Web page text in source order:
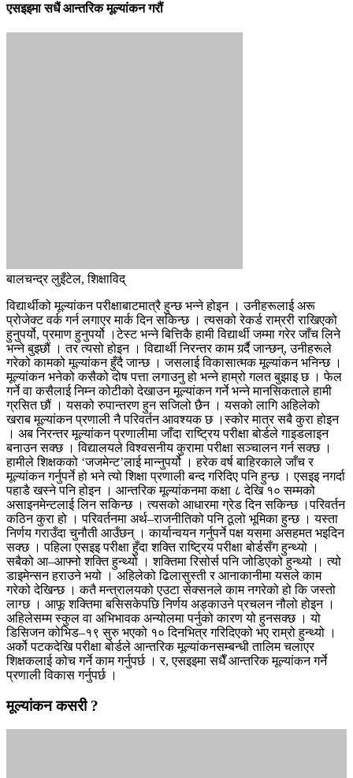
एसइइमा सधैं आन्तरिक मूल्यांकन गरौं
बालचन्द्र लुइँटेल, शिक्षाविद्
विद्यार्थीको मूल्यांकन परीक्षाबाटमात्रै हुन्छ भन्ने होइन । उनीहरूलाई अरू
प्रोजेक्ट वर्क गर्न लगाएर मार्क दिन सकिन्छ । त्यसको रेकर्ड राम्ररी राखिएको
हुनुपर्यो, प्रमाण हुनुपर्यो ।टेस्ट भन्ने बित्तिकै हामी विद्यार्थी जम्मा गरेर जाँच लिने
भन्ने बुझ्छौं । तर त्यसो होइन । विद्यार्थी निरन्तर काम गर्र्दै जान्छन्, उनीहरूले
गरेको कामको मूल्यांकन हुँदै जान्छ । जसलाई विकासात्मक मूल्यांकन भनिन्छ ।
मूल्यांकन भनेको कसैको दोष पत्ता लगाउनु हो भन्ने हाम्रो गलत बुझाइ छ । फेल
गर्ने वा कसैलाई निम्न कोटीको देखाउन मूल्यांकन गर्ने भन्ने मानसिकताले हामी
ग्रसित छौं । यसको रुपान्तरण हुन सजिलो छैन । यसको लागि अहिलेको
खराब मूल्यांकन प्रणाली नै परिवर्तन आवश्यक छ ।स्कोर मात्र सबै कुरा होइन
। अब निरन्तर मूल्यांकन प्रणालीमा जाँदा राष्ट्रिय परीक्षा बोर्डले गाइडलाइन
बनाउन सक्छ । विद्यालयले विश्वसनीय कुरामा परीक्षा सञ्चालन गर्न सक्छ ।
हामीले शिक्षकको ‘जजमेन्ट’लाई मान्नुपर्यो । हरेक वर्ष बाहिरकाले जाँच र
मूल्यांकन गर्नुपर्ने हो भने त्यो शिक्षा प्रणाली बन्द गरिदिए पनि हुन्छ । एसइइ नगर्दा
पहाडै खस्ने पनि होइन । आन्तरिक मूल्यांकनमा कक्षा ८ देखि १० सम्मको
असाइनमेन्टलाई लिन सकिन्छ । त्यसको आधारमा ग्रेड दिन सकिन्छ ।परिवर्तन
कठिन कुरा हो । परिवर्तनमा अर्थ–राजनीतिको पनि ठूलो भूमिका हुन्छ । यस्ता
निर्णय गराउँदा चुनौती आउँछन् । कार्यान्वयन गर्नुपर्ने पक्ष यसमा असहमत भइदिन
सक्छ । पहिला एसइइ परीक्षा हुँदा शक्ति राष्ट्रिय परीक्षा बोर्डसँग हुन्थ्यो ।
सबैको आ–आफ्नो शक्ति हुन्थ्यो । शक्तिमा रिसोर्स पनि जोडिएको हुन्थ्यो । त्यो
डाइमेन्सन हराउने भयो । अहिलेको ढिलासुस्ती र आनाकानीमा यसले काम
गरेको देखिन्छ । कतै मन्त्रालयको एउटा सेक्सनले काम नगरेको हो कि जस्तो
लाग्छ । आफू शक्तिमा बसिसकेपछि निर्णय अड्काउने प्रचलन नौलो होइन ।
अहिलेसम्म स्कुल वा अभिभावक अन्योलमा पर्नुको कारण यो हुनसक्छ । यो
डिसिजन कोभिड–१९ सुरु भएको १० दिनभित्र गरिदिएको भए राम्रो हुन्थ्यो ।
अर्को पटकदेखि परीक्षा बोर्डले आन्तरिक मूल्यांकनसम्बन्धी तालिम चलाएर
शिक्षकलाई कोच गर्ने काम गर्नुपर्छ । र, एसइइमा सधैँ आन्तरिक मूल्यांकन गर्ने
प्रणाली विकास गर्नुपर्छ ।
मूल्यांकन कसरी ?